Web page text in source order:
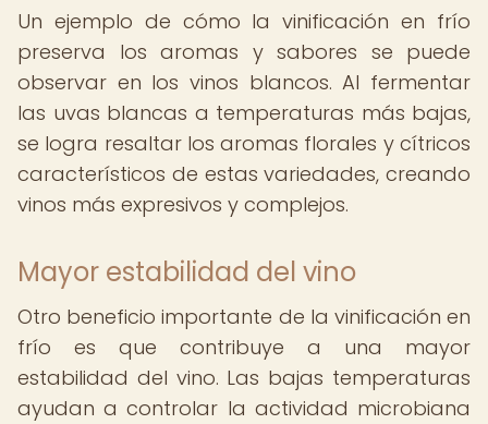
Un ejemplo de cómo la vinificación en frío
preserva los aromas y sabores se puede
observar en los vinos blancos. Al fermentar
las uvas blancas a temperaturas más bajas,
se logra resaltar los aromas florales y cítricos
característicos de estas variedades, creando
vinos más expresivos y complejos.
Mayor estabilidad del vino
Otro beneficio importante de la vinificación en
frío es que contribuye a una mayor
estabilidad del vino. Las bajas temperaturas
ayudan a controlar la actividad microbiana